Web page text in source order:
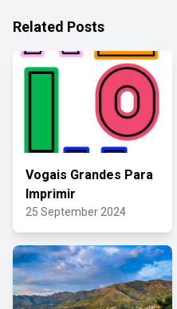
Related Posts
Vogais Grandes Para
Imprimir
25 September 2024